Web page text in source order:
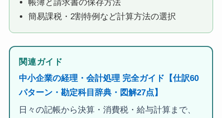
帳簿と請求書の保存方法
簡易課税・2割特例など計算方法の選択
関連ガイド
中小企業の経理・会計処理 完全ガイド【仕訳60
パターン・勘定科目辞典・図解27点】
日々の記帳から決算・消費税・給与計算まで、